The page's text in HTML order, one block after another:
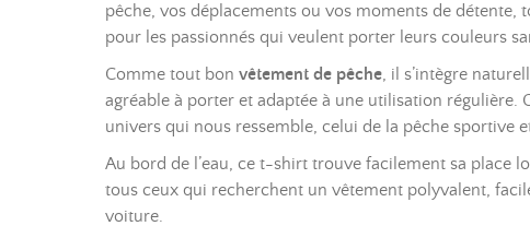
pêche, vos déplacements ou vos moments de détente,
pour les passionnés qui veulent porter leurs couleurs
Comme tout bon vêtement de pêche, il s’intègre
agréable à porter et adaptée à une utilisation régulière.
univers qui nous ressemble, celui de la pêche sportive
Au bord de l’eau, ce t-shirt trouve facilement sa place
tous ceux qui recherchent un vêtement polyvalent,
voiture.